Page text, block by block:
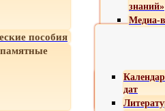
знаний»
Медиа-
пособия
дат